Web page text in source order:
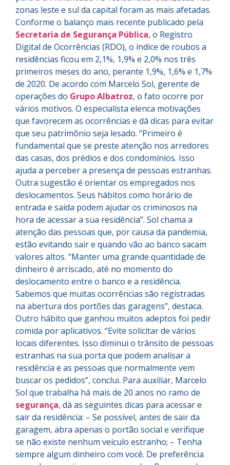
zonas leste e sul da capital foram as mais afetadas.
Conforme o balanço mais recente publicado pela
Secretaria de Segurança Pública, o Registro
Digital de Ocorrências (RDO), o índice de roubos a
residências ficou em 2,1%, 1,9% e 2,0% nos três
primeiros meses do ano, perante 1,9%, 1,6% e 1,7%
de 2020. De acordo com Marcelo Sol, gerente de
operações do Grupo Albatroz, o fato ocorre por
vários motivos. O especialista elenca motivações
que favorecem as ocorrências e dá dicas para evitar
que seu patrimônio seja lesado. “Primeiro é
fundamental que se preste atenção nos arredores
das casas, dos prédios e dos condomínios. Isso
ajuda a perceber a presença de pessoas estranhas.
Outra sugestão é orientar os empregados nos
deslocamentos. Seus hábitos como horário de
entrada e saída podem ajudar os criminosos na
hora de acessar a sua residência”. Sol chama a
atenção das pessoas que, por causa da pandemia,
estão evitando sair e quando vão ao banco sacam
valores altos. “Manter uma grande quantidade de
dinheiro é arriscado, até no momento do
deslocamento entre o banco e a residência.
Sabemos que muitas ocorrências são registradas
na abertura dos portões das garagens”, destaca.
Outro hábito que ganhou muitos adeptos foi pedir
comida por aplicativos. “Evite solicitar de vários
locais diferentes. Isso diminui o trânsito de pessoas
estranhas na sua porta que podem analisar a
residência e as pessoas que normalmente vem
buscar os pedidos”, conclui. Para auxiliar, Marcelo
Sol que trabalha há mais de 20 anos no ramo de
segurança, dá as seguintes dicas para acessar e
sair da residência: – Se possível, antes de sair da
garagem, abra apenas o portão social e verifique
se não existe nenhum veículo estranho; – Tenha
sempre algum dinheiro com você. De preferência